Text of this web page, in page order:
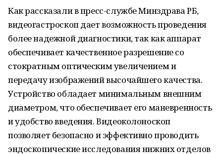
Как рассказали в пресс-службе Минздрава РБ,
видеогастроскоп дает возможность проведения
более надежной диагностики, так как аппарат
обеспечивает качественное разрешение со
стократным оптическим увеличением и
передачу изображений высочайшего качества.
Устройство обладает минимальным внешним
диаметром, что обеспечивает его маневренность
и удобство введения. Видеоколоноскоп
позволяет безопасно и эффективно проводить
эндоскопические исследования нижних отделов